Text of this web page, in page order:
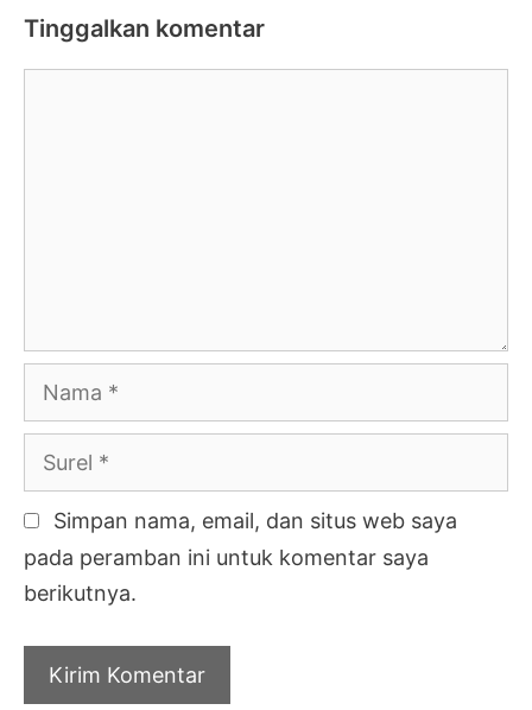
Tinggalkan komentar
Nama
Surel
Simpan nama, email, dan situs web saya
pada peramban ini untuk komentar saya
berikutnya.